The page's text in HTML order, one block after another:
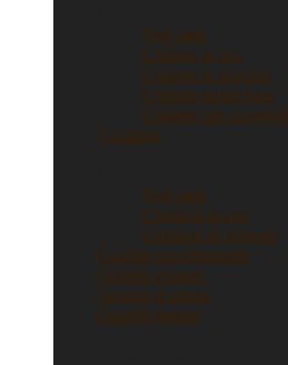
Vedi tutti
Collane in oro
Collane in argento
Collane punto luce
Collane con ciondoli
Ciondoli
Vedi tutti
Ciondoli in oro
Ciondoli in argento
Gioielli con Diamanti
Gioielli vintage
Gioielli d’artista
Gioielli firmati